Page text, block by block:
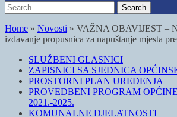
Search
for:
Search
Home » Novosti » VAŽNA OBAVIJEST –
izdavanje propusnica za napuštanje mjesta
SLUŽBENI GLASNICI
ZAPISNICI SA SJEDNICA
PROSTORNI PLAN UREĐENJA
PROVEDBENI PROGRAM
2021.-2025.
KOMUNALNE DJELATNOSTI